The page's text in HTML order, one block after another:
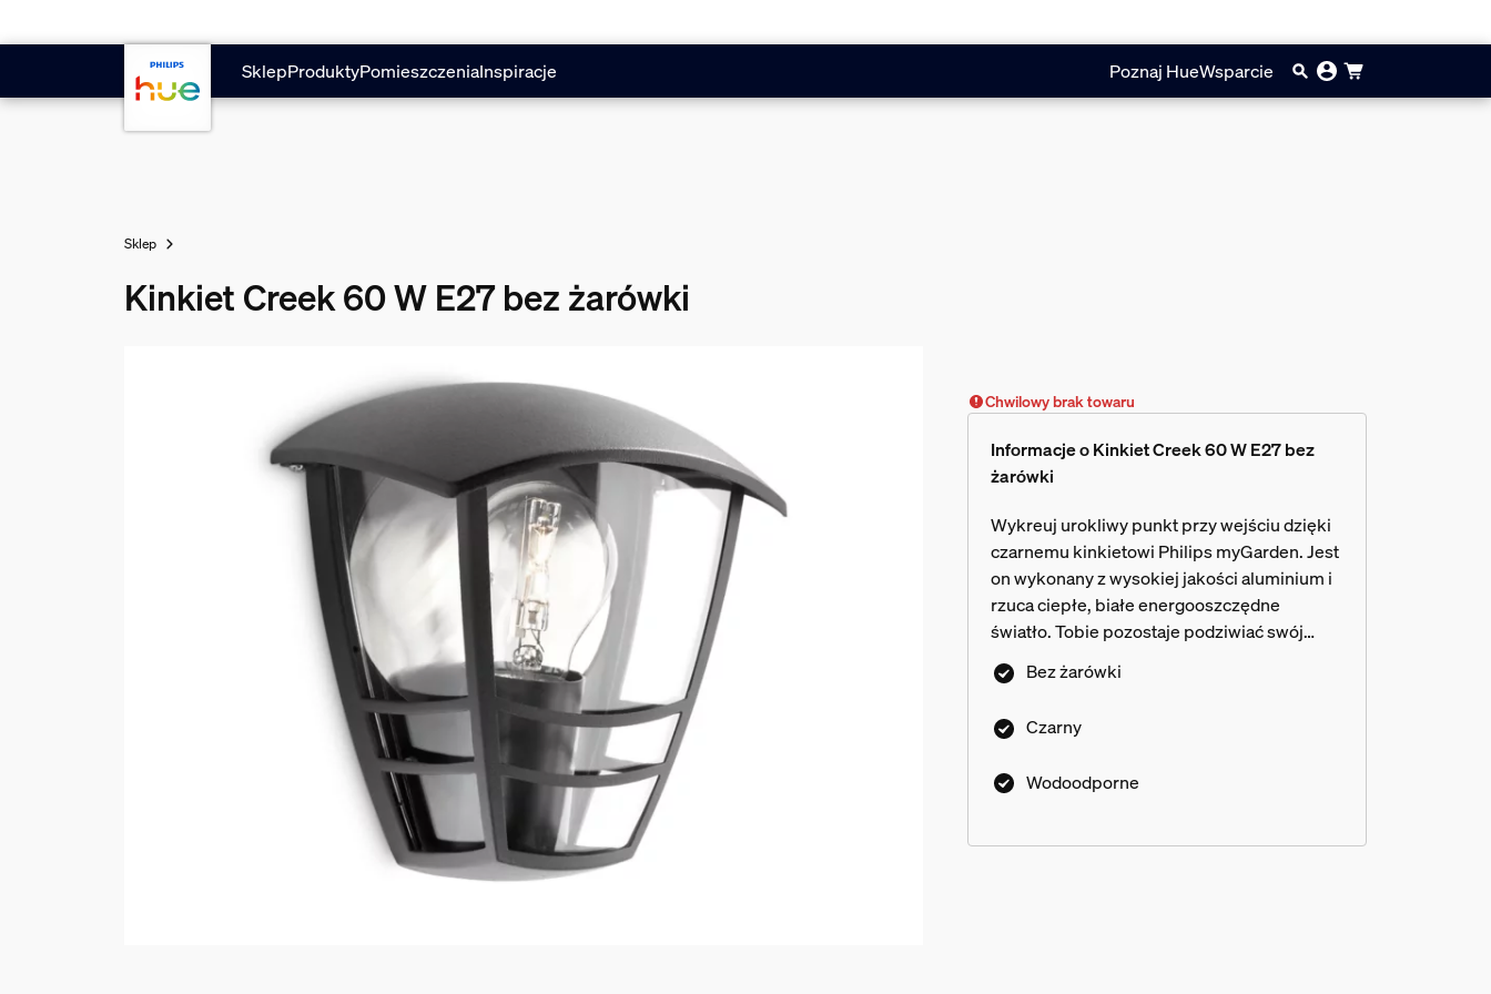
SklepProduktyPomieszczeniaInspiracje Poznaj HueWsparcie
Sklep
Kinkiet Creek 60 W E27 bez żarówki
Chwilowy brak towaru
Informacje o Kinkiet Creek 60 W E27 bez
żarówki
Wykreuj urokliwy punkt przy wejściu dzięki
czarnemu kinkietowi Philips myGarden. Jest
on wykonany z wysokiej jakości aluminium i
rzuca ciepłe, białe energooszczędne
światło. Tobie pozostaje podziwiać swój
ogród.
Bez żarówki
Czarny
Wodoodporne